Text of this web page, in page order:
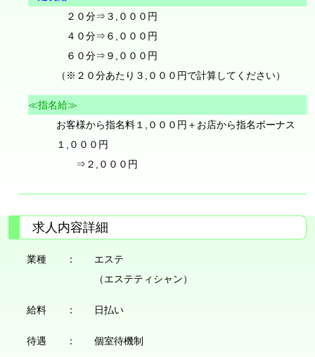
２０分⇒３,０００円
４０分⇒６,０００円
６０分⇒９,０００円
（※２０分あたり３,０００円で計算してください）
≪指名給≫
お客様から指名料１,０００円＋お店から指名ボーナス
１,０００円
⇒２,０００円
求人内容詳細
業種 ：
エステ
（エステティシャン）
給料 ： 日払い
待遇 ： 個室待機制